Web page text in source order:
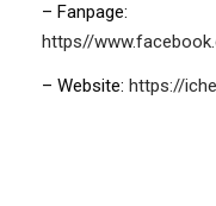
– Fanpage:
https//
– Website: https://